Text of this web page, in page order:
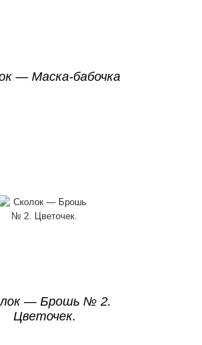
— Маска-бабочка
— Брошь № 2.
Цветочек.